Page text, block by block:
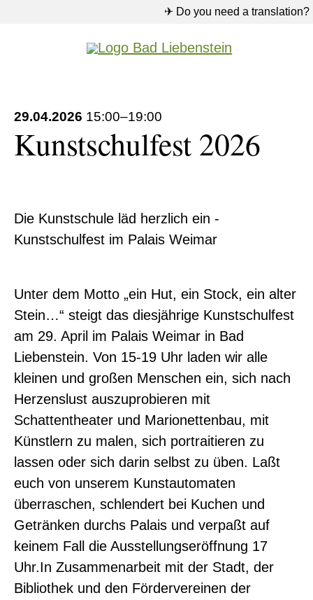
✈ Do you need a translation?
29.04.2026 15:00–19:00
Kunstschulfest 2026
Die Kunstschule läd herzlich ein -
Kunstschulfest im Palais Weimar
Unter dem Motto „ein Hut, ein Stock, ein alter
Stein…“ steigt das diesjährige Kunstschulfest
am 29. April im Palais Weimar in Bad
Liebenstein. Von 15-19 Uhr laden wir alle
kleinen und großen Menschen ein, sich nach
Herzenslust auszuprobieren mit
Schattentheater und Marionettenbau, mit
Künstlern zu malen, sich portraitieren zu
lassen oder sich darin selbst zu üben. Laßt
euch von unserem Kunstautomaten
überraschen, schlendert bei Kuchen und
Getränken durchs Palais und verpaßt auf
keinem Fall die Ausstellungseröffnung 17
Uhr.In Zusammenarbeit mit der Stadt, der
Bibliothek und den Fördervereinen der
Pflichtfeld
Suche*